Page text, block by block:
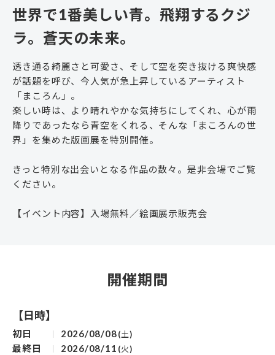
世界で1番美しい青。飛翔するクジ
ラ。蒼天の未来。
透き通る綺麗さと可愛さ、そして空を突き抜ける爽快感
が話題を呼び、今人気が急上昇しているアーティスト
「まころん」。
楽しい時は、より晴れやかな気持ちにしてくれ、心が雨
降りであったなら青空をくれる、そんな「まころんの世
界」を集めた版画展を特別開催。
きっと特別な出会いとなる作品の数々。是非会場でご覧
ください。
【イベント内容】入場無料／絵画展示販売会
開催期間
【日時】
初日 2026/08/08(土)
最終日 2026/08/11 (火)